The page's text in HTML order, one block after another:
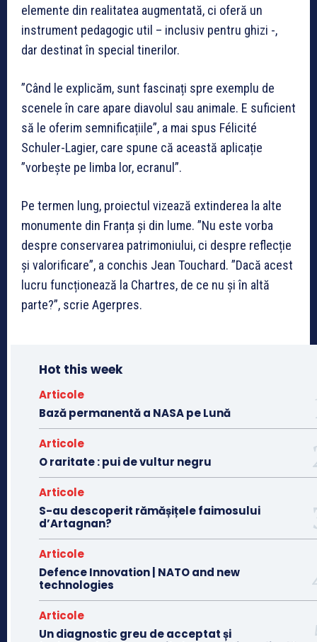
elemente din realitatea augmentată, ci oferă un
instrument pedagogic util – inclusiv pentru ghizi -,
dar destinat în special tinerilor.
”Când le explicăm, sunt fascinați spre exemplu de
scenele în care apare diavolul sau animale. E suficient
să le oferim semnificațiile”, a mai spus Félicité
Schuler-Lagier, care spune că această aplicație
”vorbește pe limba lor, ecranul”.
Pe termen lung, proiectul vizează extinderea la alte
monumente din Franța și din lume. ”Nu este vorba
despre conservarea patrimoniului, ci despre reflecție
și valorificare”, a conchis Jean Touchard. ”Dacă acest
lucru funcționează la Chartres, de ce nu și în altă
parte?”, scrie Agerpres.
Hot this week
Articole
Bază permanentă a NASA pe Lună
Articole
O raritate : pui de vultur negru
Articole
S-au descoperit rămășițele faimosului
d’Artagnan?
Articole
Defence Innovation | NATO and new
technologies
Articole
Un diagnostic greu de acceptat și